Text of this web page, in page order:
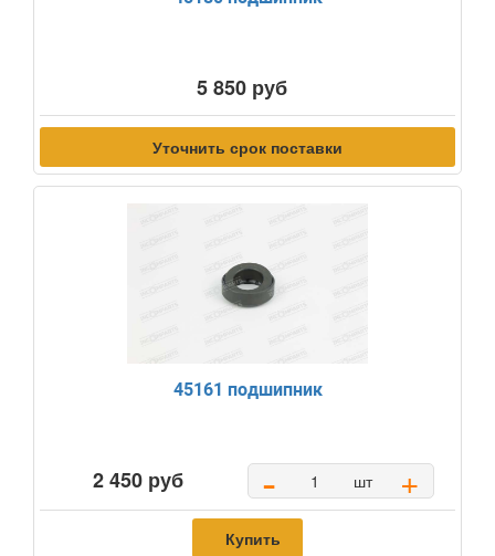
5 850 руб
Уточнить срок поставки
45161 подшипник
2 450 руб - шт +
Купить